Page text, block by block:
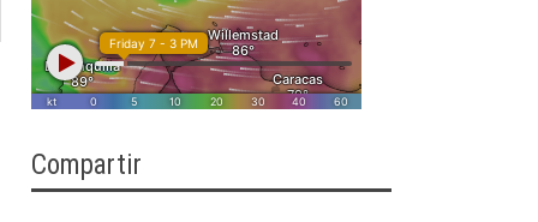
Compartir